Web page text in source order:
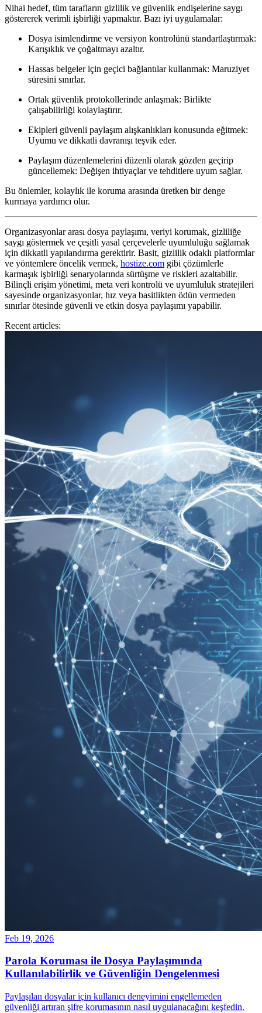
Nihai hedef, tüm tarafların gizlilik ve güvenlik endişelerine saygı
göstererek verimli işbirliği yapmaktır. Bazı iyi uygulamalar:
Dosya isimlendirme ve versiyon kontrolünü standartlaştırmak:
Karışıklık ve çoğaltmayı azaltır.
Hassas belgeler için geçici bağlantılar kullanmak: Maruziyet
süresini sınırlar.
Ortak güvenlik protokollerinde anlaşmak: Birlikte
çalışabilirliği kolaylaştırır.
Ekipleri güvenli paylaşım alışkanlıkları konusunda eğitmek:
Uyumu ve dikkatli davranışı teşvik eder.
Paylaşım düzenlemelerini düzenli olarak gözden geçirip
güncellemek: Değişen ihtiyaçlar ve tehditlere uyum sağlar.
Bu önlemler, kolaylık ile koruma arasında üretken bir denge
kurmaya yardımcı olur.
Organizasyonlar arası dosya paylaşımı, veriyi korumak, gizliliğe
saygı göstermek ve çeşitli yasal çerçevelerle uyumluluğu sağlamak
için dikkatli yapılandırma gerektirir. Basit, gizlilik odaklı platformlar
ve yöntemlere öncelik vermek, hostize.com gibi çözümlerle
karmaşık işbirliği senaryolarında sürtüşme ve riskleri azaltabilir.
Bilinçli erişim yönetimi, meta veri kontrolü ve uyumluluk stratejileri
sayesinde organizasyonlar, hız veya basitlikten ödün vermeden
sınırlar ötesinde güvenli ve etkin dosya paylaşımı yapabilir.
Recent articles:
Feb 19, 2026
Parola Koruması ile Dosya Paylaşımında
Kullanılabilirlik ve Güvenliğin Dengelenmesi
Paylaşılan dosyalar için kullanıcı deneyimini engellemeden
güvenliği artıran şifre korumasının nasıl uygulanacağını keşfedin.